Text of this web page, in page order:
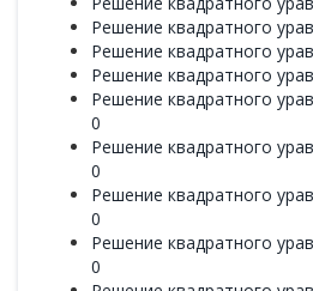
Решение квадратного
Решение квадратного
Решение квадратного
Решение квадратного
0
Решение квадратного
0
Решение квадратного
0
Решение квадратного
0